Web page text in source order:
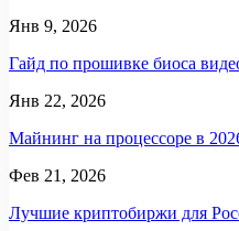
Янв 9, 2026
Гайд по прошивке биоса
Янв 22, 2026
Майнинг на процессоре в
Фев 21, 2026
Лучшие криптобиржи для